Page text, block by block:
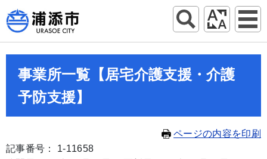
事業所一覧【居宅介護支援・介護
予防支援】
ページの内容を印刷
記事番号： 1-11658